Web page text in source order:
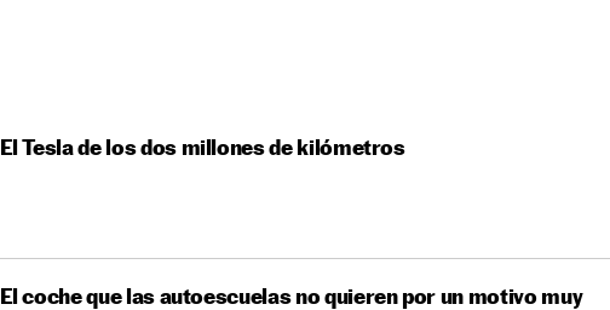
El Tesla de los dos millones de kilómetros
El coche que las autoescuelas no quieren por un motivo muy